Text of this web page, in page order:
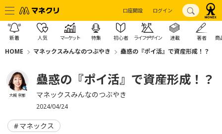
口座開設 ログイン
新着 人気 マーケット 特集 初心者 ライフデザイン 連載 著者 商
HOME マネックスみんなのつぶやき 蠱惑の『ポイ活』で資産形成！？
大槻 奈那
蠱惑の『ポイ活』で資産形成！？
マネックスみんなのつぶやき
2024/04/24
マネックス